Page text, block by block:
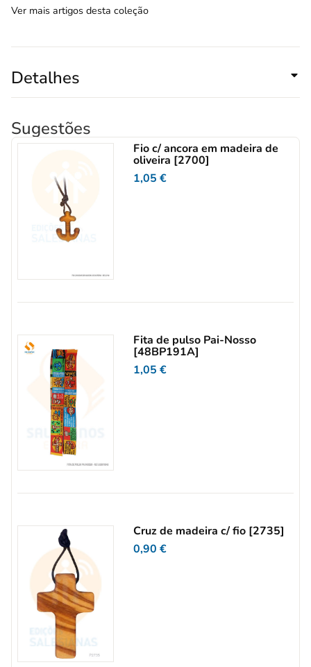
Ver mais artigos desta coleção
Detalhes
Sugestões
Fio c/ ancora em madeira de
oliveira [2700]
1,05€
Fita de pulso Pai-Nosso
[48BP191A]
1,05€
Cruz de madeira c/ fio [2735]
0,90€